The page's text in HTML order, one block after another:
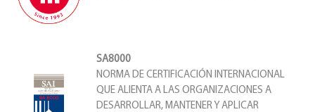
SA8000
NORMA DE CERTIFICACIÓN INTERNACIONAL
QUE ALIENTA A LAS ORGANIZACIONES A
DESARROLLAR, MANTENER Y APLICAR